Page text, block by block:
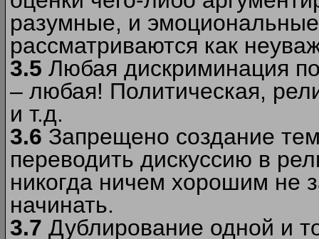
разумные, и
рассматриваются как
3.5 Любая дискриминация
– любая! Политическая,
и т.д.
3.6 Запрещено создание
переводить дискуссию в
никогда ничем хорошим не
начинать.
3.7 Дублирование одной и